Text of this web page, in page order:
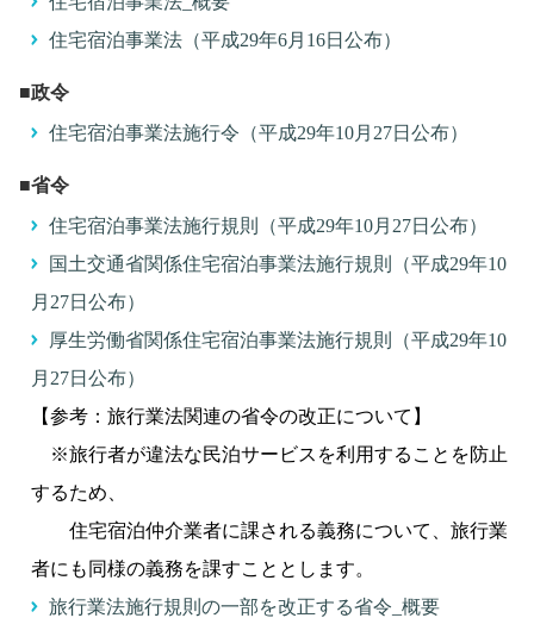
住宅宿泊事業法（平成29年6月16日公布）
■政令
住宅宿泊事業法施行令（平成29年10月27日公布）
■省令
住宅宿泊事業法施行規則（平成29年10月27日公布）
国土交通省関係住宅宿泊事業法施行規則（平成29年10
月27日公布）
厚生労働省関係住宅宿泊事業法施行規則（平成29年10
月27日公布）
【参考：旅行業法関連の省令の改正について】
※旅行者が違法な民泊サービスを利用することを防止
するため、
住宅宿泊仲介業者に課される義務について、旅行業
者にも同様の義務を課すこととします。
旅行業法施行規則の一部を改正する省令_概要